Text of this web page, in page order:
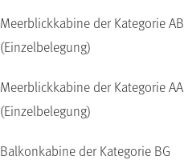
Meerblickkabine der Kategorie AB
(Einzelbelegung)
Meerblickkabine der Kategorie AA
(Einzelbelegung)
Balkonkabine der Kategorie BG